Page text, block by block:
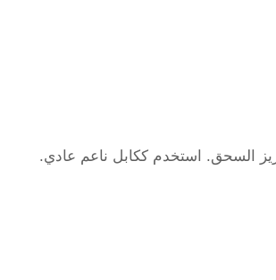
السحق. استخدم ككابل ناعم عادي.